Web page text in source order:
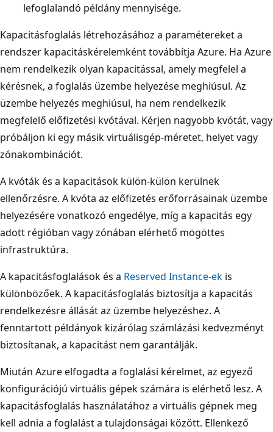
lefoglalandó példány mennyisége.
Kapacitásfoglalás létrehozásához a paramétereket a
rendszer kapacitáskérelemként továbbítja Azure. Ha Azure
nem rendelkezik olyan kapacitással, amely megfelel a
kérésnek, a foglalás üzembe helyezése meghiúsul. Az
üzembe helyezés meghiúsul, ha nem rendelkezik
megfelelő előfizetési kvótával. Kérjen nagyobb kvótát, vagy
próbáljon ki egy másik virtuálisgép-méretet, helyet vagy
zónakombinációt.
A kvóták és a kapacitások külön-külön kerülnek
ellenőrzésre. A kvóta az előfizetés erőforrásainak üzembe
helyezésére vonatkozó engedélye, míg a kapacitás egy
adott régióban vagy zónában elérhető mögöttes
infrastruktúra.
A kapacitásfoglalások és a Reserved Instance-ek is
különbözőek. A kapacitásfoglalás biztosítja a kapacitás
rendelkezésre állását az üzembe helyezéshez. A
fenntartott példányok kizárólag számlázási kedvezményt
biztosítanak, a kapacitást nem garantálják.
Miután Azure elfogadta a foglalási kérelmet, az egyező
konfigurációjú virtuális gépek számára is elérhető lesz. A
kapacitásfoglalás használatához a virtuális gépnek meg
kell adnia a foglalást a tulajdonságai között. Ellenkező